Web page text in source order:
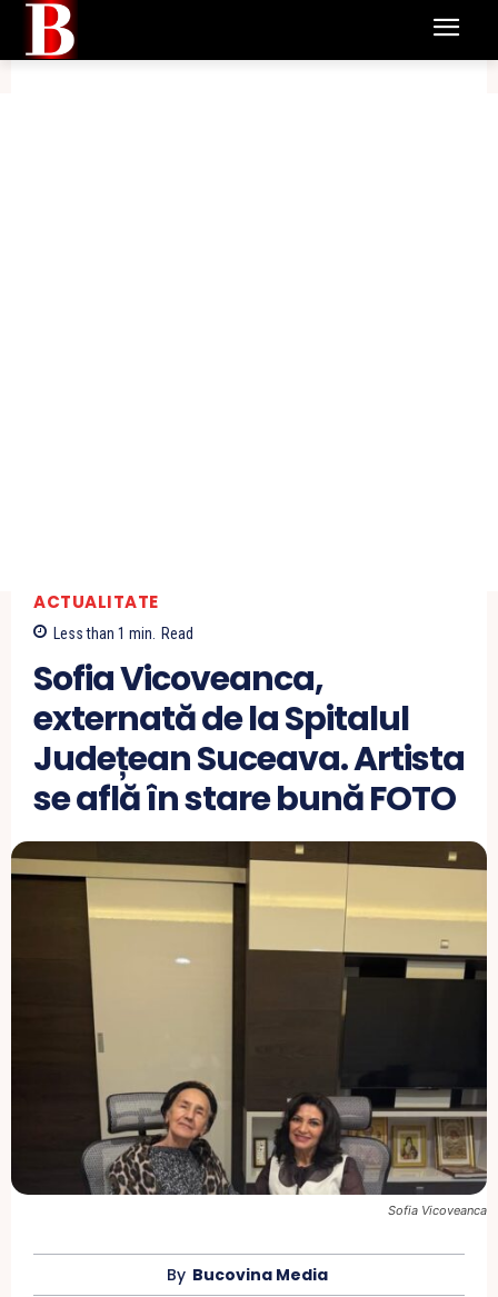
ACTUALITATE
Less than 1 min. Read
Sofia Vicoveanca,
externată de la Spitalul
Județean Suceava. Artista
se află în stare bună FOTO
Sofia Vicoveanca
By Bucovina Media